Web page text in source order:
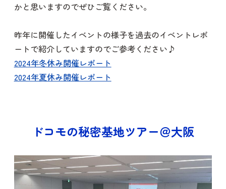
かと思いますのでぜひご覧ください。
昨年に開催したイベントの様子を過去のイベントレポ
ートで紹介していますのでご参考ください♪
2024年冬休み開催レポート
2024年夏休み開催レポート
ドコモの秘密基地ツアー＠大阪